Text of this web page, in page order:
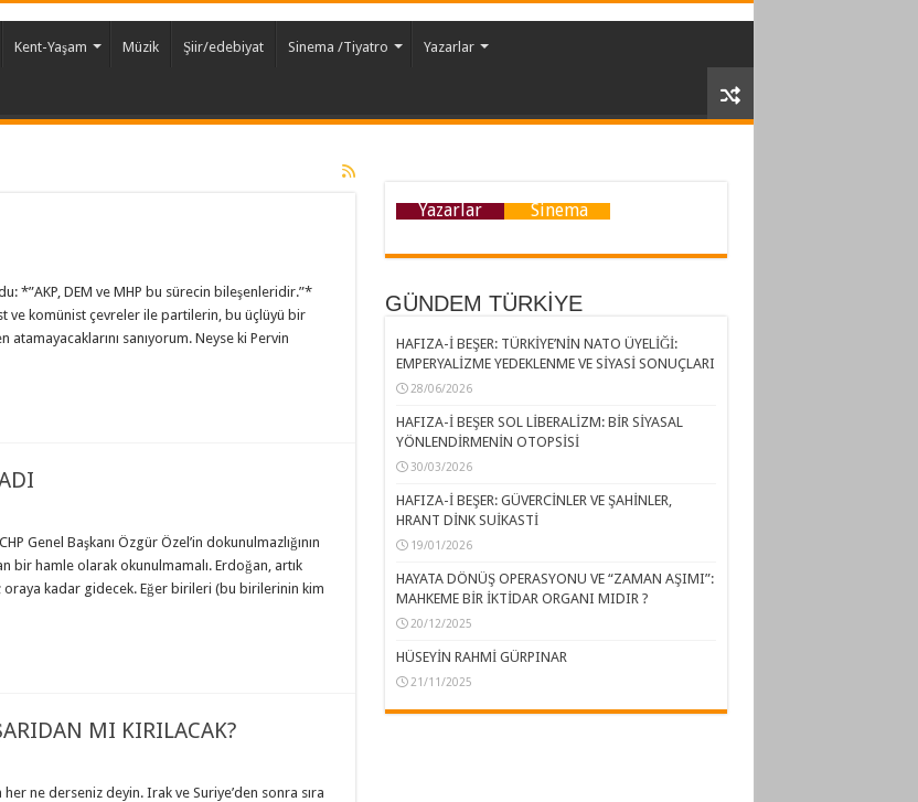
Kent-Yaşam Müzik Şiir/edebiyat Sinema /Tiyatro Yazarlar
*”AKP, DEM ve MHP bu sürecin bileşenleridir.”*
ve komünist çevreler ile partilerin, bu üçlüyü bir
atamayacaklarını sanıyorum. Neyse ki Pervin
Genel Başkanı Özgür Özel’in dokunulmazlığının
bir hamle olarak okunulmamalı. Erdoğan, artık
kadar gidecek. Eğer birileri (bu birilerinin kim
MI KIRILACAK?
ne derseniz deyin. Irak ve Suriye’den sonra sıra
Yazarlar Sinema
GÜNDEM TÜRKİYE
HAFIZA-İ BEŞER: TÜRKİYE’NİN NATO ÜYELİĞİ:
EMPERYALİZME YEDEKLENME VE SİYASİ SONUÇLARI
28/06/2026
HAFIZA-İ BEŞER SOL LİBERALİZM: BİR SİYASAL
YÖNLENDİRMENİN OTOPSİSİ
30/03/2026
HAFIZA-İ BEŞER: GÜVERCİNLER VE ŞAHİNLER,
HRANT DİNK SUİKASTİ
19/01/2026
HAYATA DÖNÜŞ OPERASYONU VE “ZAMAN AŞIMI”:
MAHKEME BİR İKTİDAR ORGANI MIDIR ?
20/12/2025
HÜSEYİN RAHMİ GÜRPINAR
21/11/2025